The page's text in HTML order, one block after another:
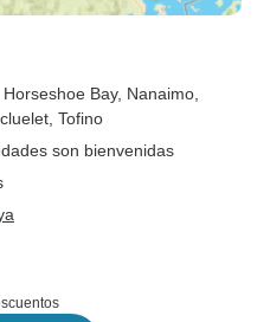
Horseshoe Bay, Nanaimo
, Tofino
son bienvenidas